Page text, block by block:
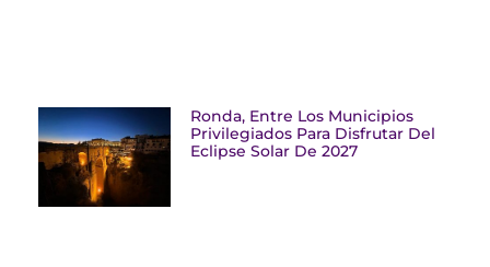
Ronda, Entre Los Municipios
Privilegiados Para Disfrutar Del
Eclipse Solar De 2027